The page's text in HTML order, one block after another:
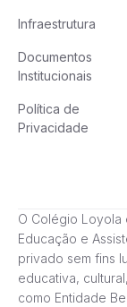
Infraestrutura
Documentos
Institucionais
Política de
Privacidade
O Colégio Loyola
Educação e
privado sem fins
educativa,
como Entidade